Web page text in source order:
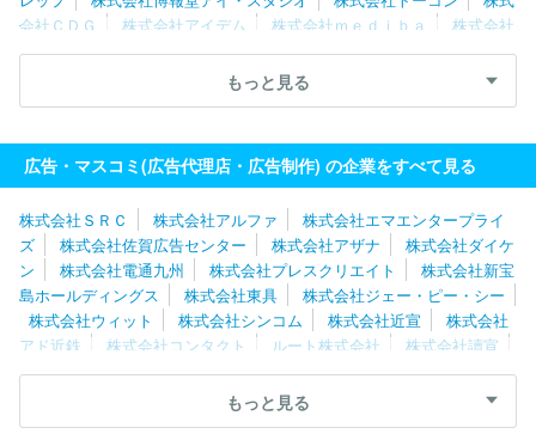
会社ＣＤＧ
株式会社アイデム 株式会社ｍｅｄｉｂａ
株式会社
読売広告社
株式会社エクスクリエ 株式会社電通九州
株式会社
株式会社アルファ
ソフトコミュニ
ケーションズ株式会社
エージェンシー株式会社
株式会社ファブリカホールディングス
株式会社さんぽう
株式会社イー・スピリット
株式会社中広
もっと見る
広告・マスコミ(広告代理店・広告制作) の企業をすべて見る
株式会社ＳＲＣ 株式会社アルファ
株式会社エマエンタープライ
ズ
株式会社佐賀広告センター 株式会社アザナ
株式会社ダイケ
ン
株式会社電通九州 株式会社プレスクリエイト
株式会社新宝
島ホールディングス
株式会社東具
株式会社ジェー・ピー・シー
株式会社ウィット
株式会社シンコム 株式会社近宣
株式会社
アド近鉄
株式会社コンタクト ルート株式会社
株式会社讀宣
株式会社アドキットインフォケーション
株式会社ファブリカホー
株式会社進研アド 株式会社人財企画
株式会社大
新社
もっと見る